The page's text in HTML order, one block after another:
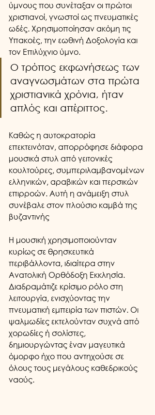
ύμνους που συνέταξαν οι πρώτοι
χριστιανοί, γνωστοί ως πνευματικές
ωδές. Χρησιμοποίησαν ακόμη τις
Υπακοές, την εωθινή Δοξολογία και
τον Επιλύχνιο ύμνο.
Ο τρόπος εκφωνήσεως των
αναγνωσμάτων στα πρώτα
χριστιανικά χρόνια, ήταν
απλός και απέριττος.
Καθώς η αυτοκρατορία
επεκτεινόταν, απορρόφησε διάφορα
μουσικά στυλ από γειτονικές
κουλτούρες, συμπεριλαμβανομένων
ελληνικών, αραβικών και περσικών
επιρροών. Αυτή η ανάμειξη στυλ
συνέβαλε στον πλούσιο καμβά της
βυζαντινής
Η μουσική χρησιμοποιούνταν
κυρίως σε θρησκευτικά
περιβάλλοντα, ιδιαίτερα στην
Ανατολική Ορθόδοξη Εκκλησία.
Διαδραμάτιζε κρίσιμο ρόλο στη
λειτουργία, ενισχύοντας την
πνευματική εμπειρία των πιστών. Οι
ψαλμωδίες εκτελούνταν συχνά από
χορωδίες ή σολίστες,
δημιουργώντας έναν μαγευτικά
όμορφο ήχο που αντηχούσε σε
όλους τους μεγάλους καθεδρικούς
ναούς.